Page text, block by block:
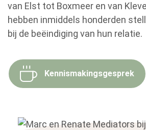
van Elst tot Boxmeer en van
hebben inmiddels honderden
bij de beëindiging van hun relatie.
Kennismakingsgesprek